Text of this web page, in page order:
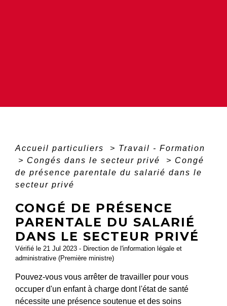
Accueil particuliers > Travail - Formation
> Congés dans le secteur privé > Congé
de présence parentale du salarié dans le
secteur privé
CONGÉ DE PRÉSENCE
PARENTALE DU SALARIÉ
DANS LE SECTEUR PRIVÉ
Vérifié le 21 Jul 2023 - Direction de l'information légale et
administrative (Première ministre)
Pouvez-vous vous arrêter de travailler pour vous
occuper d'un enfant à charge dont l'état de santé
nécessite une présence soutenue et des soins